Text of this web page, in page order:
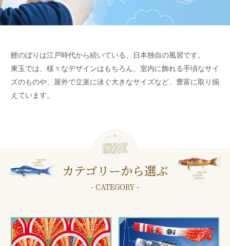
鯉のぼりは江戸時代から続いている、日本独自の風習です。
東玉では、様々なデザインはもちろん、室内に飾れる手頃なサイ
ズのものや、屋外で立派に泳ぐ大きなサイズなど、豊富に取り揃
えています。
カテゴリーから選ぶ
- CATEGORY -